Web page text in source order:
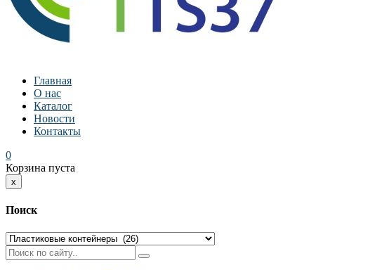
Главная
О нас
Каталог
Новости
Контакты
0
Корзина пуста
x
Поиск